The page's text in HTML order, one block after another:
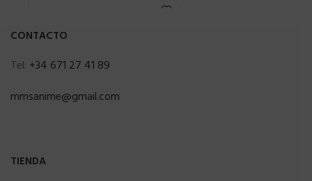
CONTACTO
Tel: +34 671 27 41 89
mmsanime@gmail.com
TIENDA